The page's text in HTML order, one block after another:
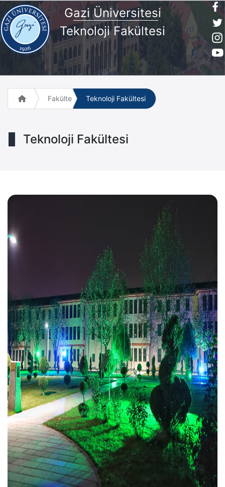
Gazi Üniversitesi
Teknoloji Fakültesi
Fakülte ve Meslek Yüksek Okulları
Teknoloji Fakültesi
Teknoloji Fakültesi